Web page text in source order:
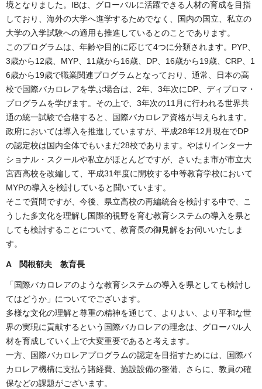
境となりました。IBは、グローバルに活躍できる人材の育成を目指
しており、海外の大学へ進学するためでなく、国内の国立、私立の
大学の入学試験への適用も推進しているとのことであります。
このプログラムは、年齢や目的に応じて4つに分類されます。PYP、
3歳から12歳、MYP、11歳から16歳、DP、16歳から19歳、CRP、1
6歳から19歳で職業関連プログラムとなっており、通常、日本の高
校で国際バカロレアを学ぶ場合は、2年、3年次にDP、ディプロマ・
プログラムを学びます。その上で、3年次の11月に行われる世界共
通の統一試験で合格すると、国際バカロレア資格が与えられます。
政府においては導入を推進していますが、平成28年12月現在でDP
の認定校は国内全体でもいまだ28校であります。やはりインターナ
ショナル・スクールや私立がほとんどですが、さいたま市が市立大
宮西高校を改編して、平成31年度に開校する中等教育学校において
MYPの導入を検討していると聞いています。
そこで質問ですが、今後、県立高校の再編統合を検討する中で、こ
うした多文化を理解し国際的視野を育む教育システムの導入を県と
しても検討することについて、教育長の御見解をお伺いいたしま
す。
A 関根郁夫 教育長
「国際バカロレアのような教育システムの導入を県としても検討し
てはどうか」についてでございます。
多様な文化の理解と尊重の精神を通じて、よりよい、より平和な世
界の実現に貢献するという国際バカロレアの理念は、グローバル人
材を育成していく上で大変重要であると考えます。
一方、国際バカロレアプログラムの認定を目指すためには、国際バ
カロレア機構に支払う諸経費、施設設備の整備、さらに、教員の確
保などの課題がございます。